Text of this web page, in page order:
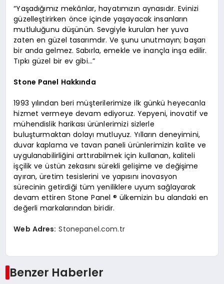
“Yaşadığımız mekânlar, hayatımızın aynasıdır. Evinizi
güzelleştirirken önce içinde yaşayacak insanların
mutluluğunu düşünün. Sevgiyle kurulan her yuva
zaten en güzel tasarımdır. Ve şunu unutmayın; başarı
bir anda gelmez. Sabırla, emekle ve inançla inşa edilir.
Tıpkı güzel bir ev gibi…”
Stone Panel Hakkında
1993 yılından beri müşterilerimize ilk günkü heyecanla
hizmet vermeye devam ediyoruz. Yepyeni, inovatif ve
mühendislik harikası ürünlerimizi sizlerle
buluşturmaktan dolayı mutluyuz. Yılların deneyimini,
duvar kaplama ve tavan paneli ürünlerimizin kalite ve
uygulanabilirliğini arttırabilmek için kullanan, kaliteli
işçilik ve üstün zekasını sürekli gelişime ve değişime
ayıran, üretim tesislerini ve yapısını inovasyon
sürecinin getirdiği tüm yeniliklere uyum sağlayarak
devam ettiren Stone Panel ® ülkemizin bu alandaki en
değerli markalarından biridir.
Web Adres: Stonepanel.com.tr
Benzer Haberler